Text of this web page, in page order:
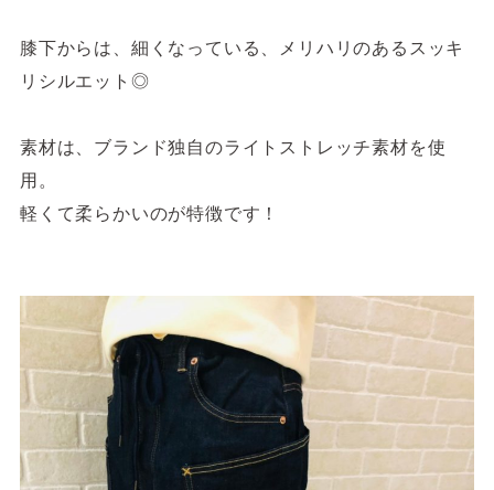
膝下からは、細くなっている、メリハリのあるスッキ
リシルエット◎
素材は、ブランド独自のライトストレッチ素材を使
用。
軽くて柔らかいのが特徴です！